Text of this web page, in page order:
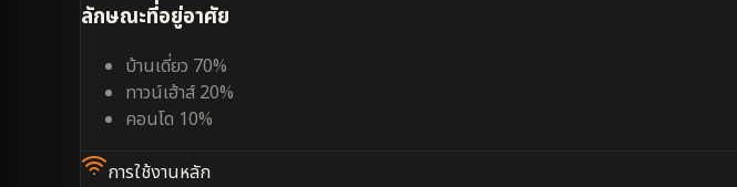
ลักษณะที่อยู่อาศัย
บ้านเดี่ยว 70%
ทาวน์เฮ้าส์ 20%
คอนโด 10%
การใช้งานหลัก